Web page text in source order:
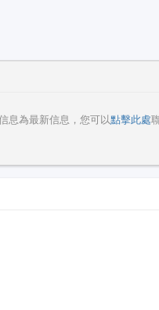
息為最新信息，您可以點擊此處